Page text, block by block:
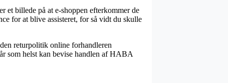
billede på at e-shoppen efterkommer de
for at blive assisteret, for så vidt du skulle
returpolitik online forhandleren
som helst kan bevise handlen af HABA